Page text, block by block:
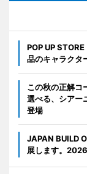
POP UP
品のキャラクタ
この秋の正解コ
選べる、シアー
登場
JAPAN BUILD
展します。